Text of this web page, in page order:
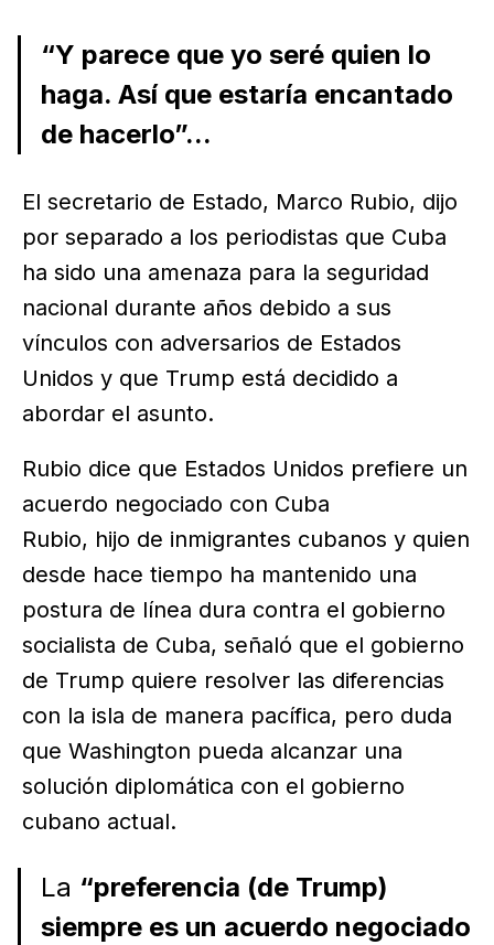
“Y parece que yo seré quien lo
haga. Así que estaría encantado
de hacerlo”...
El secretario de Estado, Marco Rubio, dijo
por separado a los periodistas que Cuba
ha sido una amenaza para la seguridad
nacional durante años debido a sus
vínculos con adversarios de Estados
Unidos y que Trump está decidido a
abordar el asunto.
Rubio dice que Estados Unidos prefiere un
acuerdo negociado con Cuba
Rubio, hijo de inmigrantes cubanos y quien
desde hace tiempo ha mantenido una
postura de línea dura contra el gobierno
socialista de Cuba, señaló que el gobierno
de Trump quiere resolver las diferencias
con la isla de manera pacífica, pero duda
que Washington pueda alcanzar una
solución diplomática con el gobierno
cubano actual.
La “preferencia (de Trump)
siempre es un acuerdo negociado